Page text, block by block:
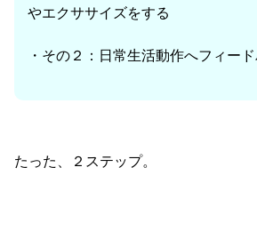
やエクササイズをする
・その２：日常生活動作へフィー
たった、２ステップ。